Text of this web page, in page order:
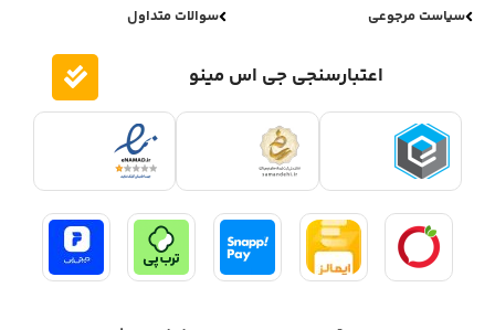
سیاست مرجوعی
سوالات متداول
اعتبارسنجی جی اس مینو